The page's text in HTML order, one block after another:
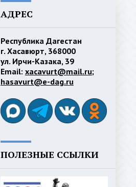
АДРЕС
Республика Дагестан
г. Хасавюрт, 368000
ул. Ирчи-Казака, 39
Email: xacavurt@mail.ru;
hasavurt@e-dag.ru
ПОЛЕЗНЫЕ ССЫЛКИ